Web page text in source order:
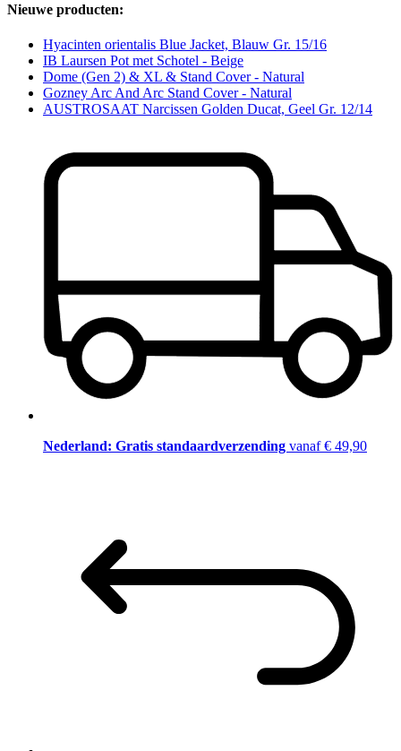
Nieuwe producten:
Hyacinten orientalis Blue Jacket, Blauw Gr. 15/16
IB Laursen Pot met Schotel - Beige
Dome (Gen 2) & XL & Stand Cover - Natural
Gozney Arc And Arc Stand Cover - Natural
AUSTROSAAT Narcissen Golden Ducat, Geel Gr. 12/14
Nederland: Gratis standaardverzending vanaf € 49,90